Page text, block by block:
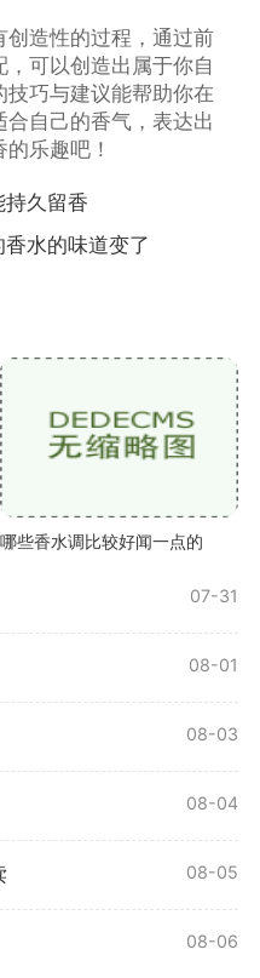
造性的过程，通过前
可以创造出属于你自
巧与建议能帮助你在
自己的香气，表达出
乐趣吧！
久留香
水的味道变了
哪些香水调比较好闻一点的
07-31
08-01
08-03
08-04
08-05
08-06